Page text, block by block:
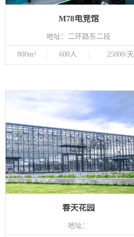
M78电竞馆
地址：二环路东二段
800m² 600人 25000/天
春天花园
地址：